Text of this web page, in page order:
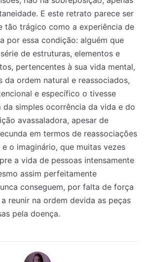
E este retrato parece ser
tão trágico como a experiência de
por essa condição: alguém que
de estruturas, elementos e
pertencentes à sua vida mental,
da ordem natural e reassociados,
e específico o tivesse
da simples ocorrência da vida e do
avassaladora, apesar de
em termos de reassociações
o imaginário, que muitas vezes
a vida de pessoas intensamente
assim perfeitamente
conseguem, por falta de força
reunir na ordem devida as peças
pela doença.